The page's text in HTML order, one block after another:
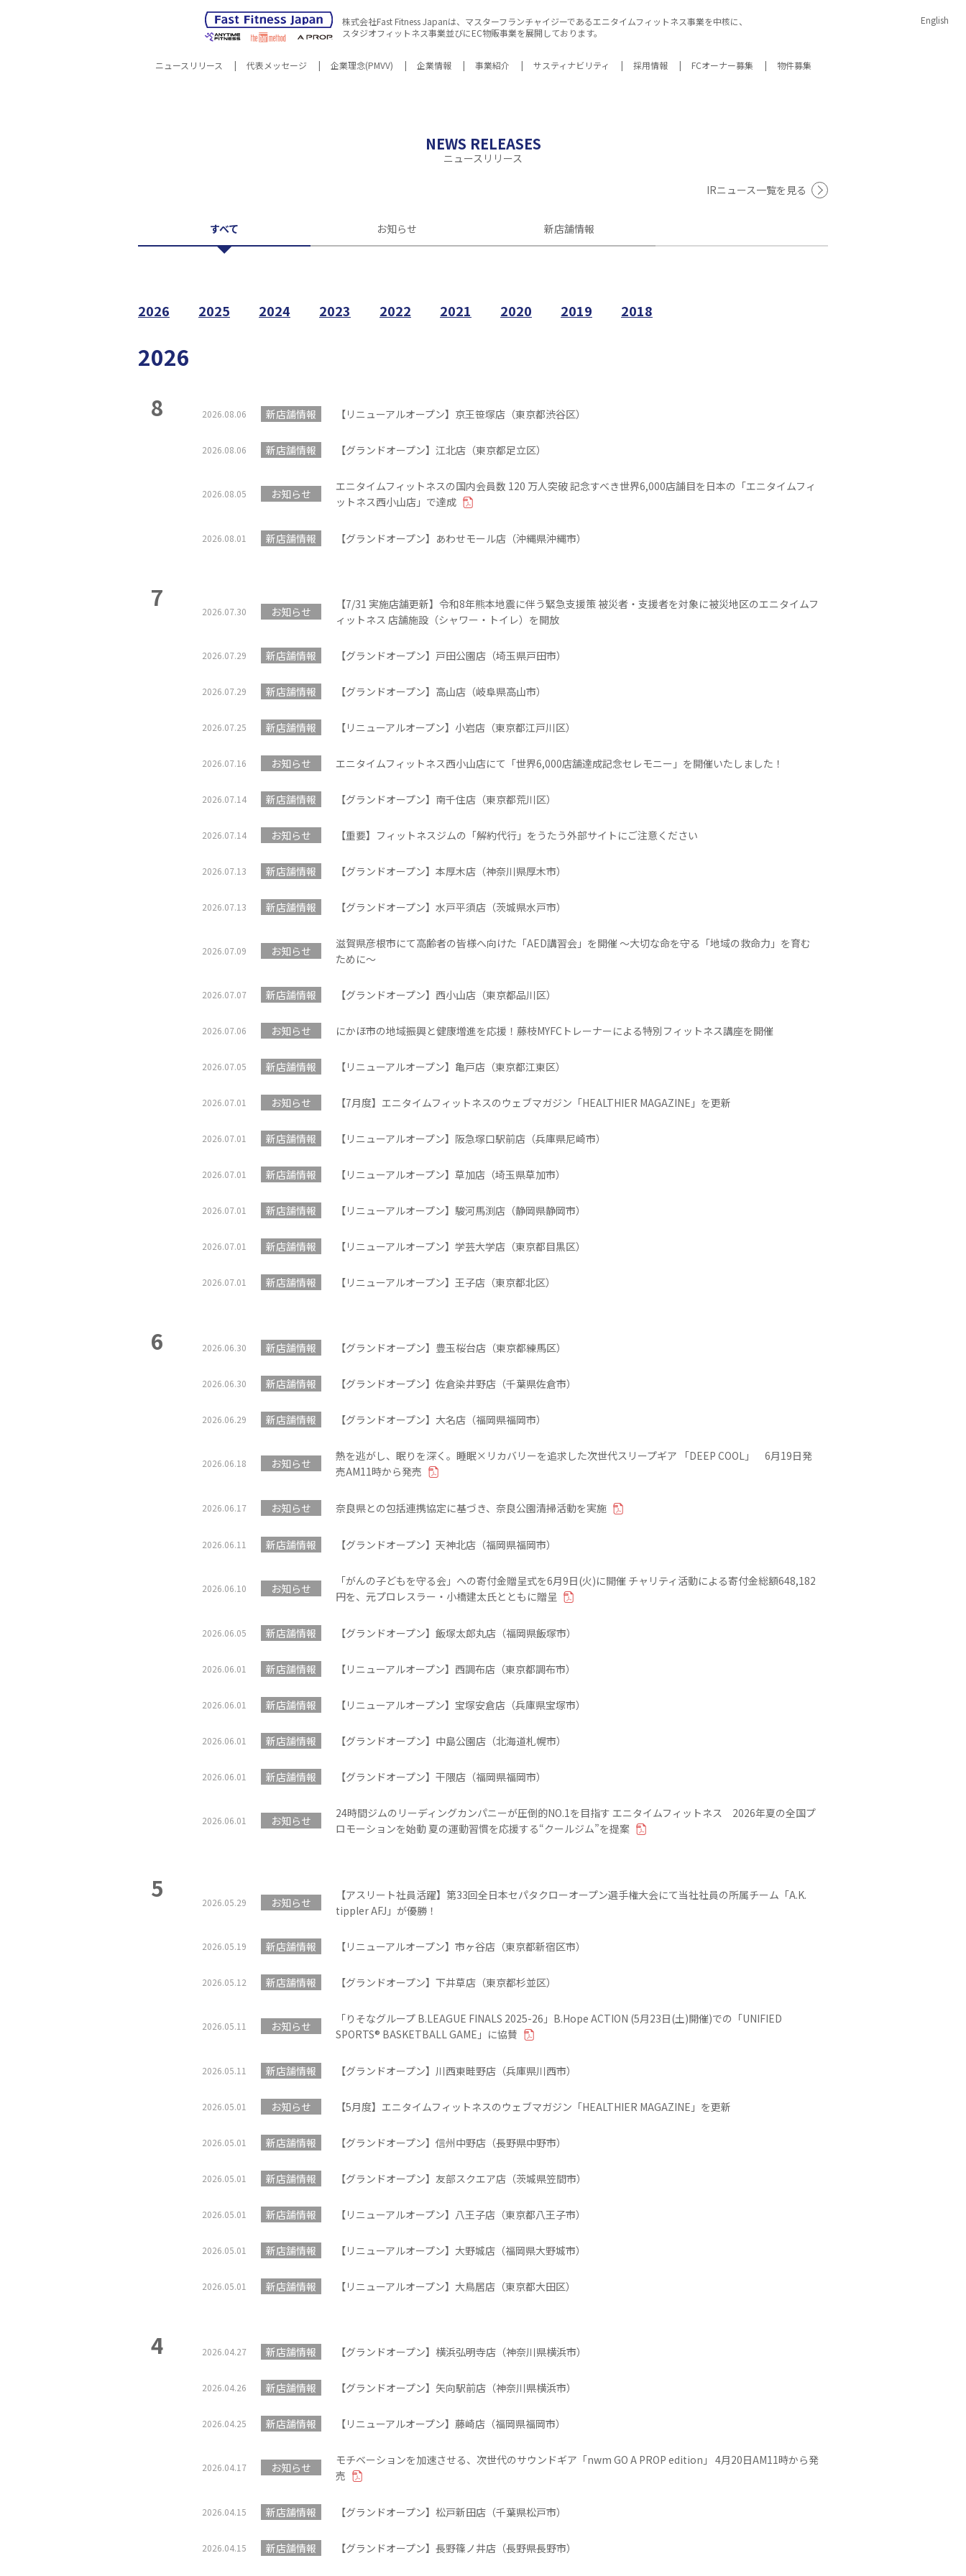
株式会社Fast Fitness Japanは、マスターフランチャイジーであるエニタイムフィットネス事業を中核に、
スタジオフィットネス事業並びにEC物販事業を展開しております。
English
ニュースリリース 代表メッセージ 企業理念(PMVV) 企業情報 事業紹介 サスティナビリティ 採用情報 FCオーナー募集 物件募集
NEWS RELEASES
ニュースリリース
IRニュース一覧を見る
すべて お知らせ 新店舗情報
2026 2025 2024 2023 2022 2021 2020 2019 2018
2026
8
2026.08.06 新店舗情報 【リニューアルオープン】京王笹塚店（東京都渋谷区）
2026.08.06 新店舗情報 【グランドオープン】江北店（東京都足立区）
2026.08.05 お知らせ
エニタイムフィットネスの国内会員数 120 万人突破 記念すべき世界6,000店舗目を日本の「エニタイムフィ
ットネス西小山店」で達成
2026.08.01 新店舗情報 【グランドオープン】あわせモール店（沖縄県沖縄市）
7 2026.07.30 お知らせ
【7/31 実施店舗更新】令和8年熊本地震に伴う緊急支援策 被災者・支援者を対象に被災地区のエニタイムフ
ィットネス 店舗施設（シャワー・トイレ）を開放
2026.07.29 新店舗情報 【グランドオープン】戸田公園店（埼玉県戸田市）
2026.07.29 新店舗情報 【グランドオープン】高山店（岐阜県高山市）
2026.07.25 新店舗情報 【リニューアルオープン】小岩店（東京都江戸川区）
2026.07.16 お知らせ エニタイムフィットネス西小山店にて「世界6,000店舗達成記念セレモニー」を開催いたしました！
2026.07.14 新店舗情報 【グランドオープン】南千住店（東京都荒川区）
2026.07.14 お知らせ 【重要】フィットネスジムの「解約代行」をうたう外部サイトにご注意ください
2026.07.13 新店舗情報 【グランドオープン】本厚木店（神奈川県厚木市）
2026.07.13 新店舗情報 【グランドオープン】水戸平須店（茨城県水戸市）
2026.07.09 お知らせ
滋賀県彦根市にて高齢者の皆様へ向けた「AED講習会」を開催 ～大切な命を守る「地域の救命力」を育む
ために～
2026.07.07 新店舗情報 【グランドオープン】西小山店（東京都品川区）
2026.07.06 お知らせ にかほ市の地域振興と健康増進を応援！藤枝MYFCトレーナーによる特別フィットネス講座を開催
2026.07.05 新店舗情報 【リニューアルオープン】亀戸店（東京都江東区）
2026.07.01 お知らせ 【7月度】エニタイムフィットネスのウェブマガジン「HEALTHIER MAGAZINE」を更新
2026.07.01 新店舗情報 【リニューアルオープン】阪急塚口駅前店（兵庫県尼崎市）
2026.07.01 新店舗情報 【リニューアルオープン】草加店（埼玉県草加市）
2026.07.01 新店舗情報 【リニューアルオープン】駿河馬渕店（静岡県静岡市）
2026.07.01 新店舗情報 【リニューアルオープン】学芸大学店（東京都目黒区）
2026.07.01 新店舗情報 【リニューアルオープン】王子店（東京都北区）
6 2026.06.30 新店舗情報 【グランドオープン】豊玉桜台店（東京都練馬区）
2026.06.30 新店舗情報 【グランドオープン】佐倉染井野店（千葉県佐倉市）
2026.06.29 新店舗情報 【グランドオープン】大名店（福岡県福岡市）
2026.06.18 お知らせ
熱を逃がし、眠りを深く。睡眠×リカバリーを追求した次世代スリープギア 「DEEP COOL」 6月19日発
売AM11時から発売
2026.06.17 お知らせ 奈良県との包括連携協定に基づき、奈良公園清掃活動を実施
2026.06.11 新店舗情報 【グランドオープン】天神北店（福岡県福岡市）
2026.06.10 お知らせ
「がんの子どもを守る会」への寄付金贈呈式を6月9日(火)に開催 チャリティ活動による寄付金総額648,182
円を、元プロレスラー・小橋建太氏とともに贈呈
2026.06.05 新店舗情報 【グランドオープン】飯塚太郎丸店（福岡県飯塚市）
2026.06.01 新店舗情報 【リニューアルオープン】西調布店（東京都調布市）
2026.06.01 新店舗情報 【リニューアルオープン】宝塚安倉店（兵庫県宝塚市）
2026.06.01 新店舗情報 【グランドオープン】中島公園店（北海道札幌市）
2026.06.01 新店舗情報 【グランドオープン】干隈店（福岡県福岡市）
2026.06.01 お知らせ
24時間ジムのリーディングカンパニーが圧倒的NO.1を目指す エニタイムフィットネス 2026年夏の全国プ
ロモーションを始動 夏の運動習慣を応援する“クールジム”を提案
5 2026.05.29 お知らせ
【アスリート社員活躍】第33回全日本セパタクローオープン選手権大会にて当社社員の所属チーム「A.K.
tippler AFJ」が優勝！
2026.05.19 新店舗情報 【リニューアルオープン】市ヶ谷店（東京都新宿区市）
2026.05.12 新店舗情報 【グランドオープン】下井草店（東京都杉並区）
2026.05.11 お知らせ
「りそなグループ B.LEAGUE FINALS 2025-26」B.Hope ACTION (5月23日(土)開催)での「UNIFIED
SPORTS® BASKETBALL GAME」に協賛
2026.05.11 新店舗情報 【グランドオープン】川西東畦野店（兵庫県川西市）
2026.05.01 お知らせ 【5月度】エニタイムフィットネスのウェブマガジン「HEALTHIER MAGAZINE」を更新
2026.05.01 新店舗情報 【グランドオープン】信州中野店（長野県中野市）
2026.05.01 新店舗情報 【グランドオープン】友部スクエア店（茨城県笠間市）
2026.05.01 新店舗情報 【リニューアルオープン】八王子店（東京都八王子市）
2026.05.01 新店舗情報 【リニューアルオープン】大野城店（福岡県大野城市）
2026.05.01 新店舗情報 【リニューアルオープン】大鳥居店（東京都大田区）
4 2026.04.27 新店舗情報 【グランドオープン】横浜弘明寺店（神奈川県横浜市）
2026.04.26 新店舗情報 【グランドオープン】矢向駅前店（神奈川県横浜市）
2026.04.25 新店舗情報 【リニューアルオープン】藤崎店（福岡県福岡市）
2026.04.17 お知らせ
モチベーションを加速させる、次世代のサウンドギア「nwm GO A PROP edition」 4月20日AM11時から発
売
2026.04.15 新店舗情報 【グランドオープン】松戸新田店（千葉県松戸市）
2026.04.15 新店舗情報 【グランドオープン】長野篠ノ井店（長野県長野市）